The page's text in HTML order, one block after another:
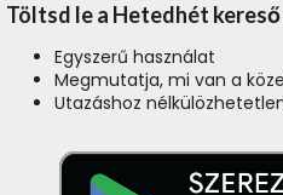
Töltsd le a Hetedhét
Egyszerű használat
Megmutatja, mi van a
Utazáshoz